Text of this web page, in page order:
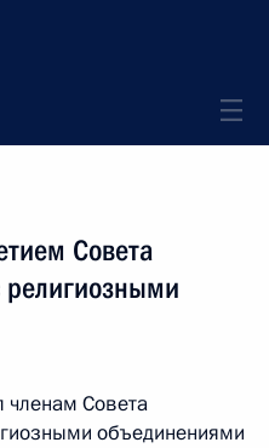
Совета
религиозными
членам Совета
объединениями